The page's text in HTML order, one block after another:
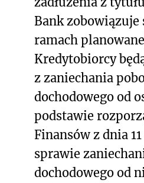
Bank
ramach
Kredytobiorcy
z zaniechania
dochodowego od
podstawie
Finansów z dnia
sprawie
dochodowego od